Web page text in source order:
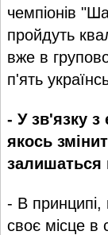
чемпіонів
пройдуть
вже в
п'ять
- У зв'язку з
якось
залишаться
- В принципі,
своє місце в